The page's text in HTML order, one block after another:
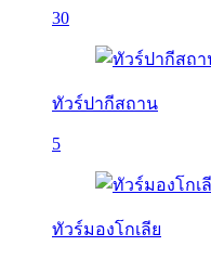
30
ทัวร์ปากีสถาน
5
ทัวร์มองโกเลีย